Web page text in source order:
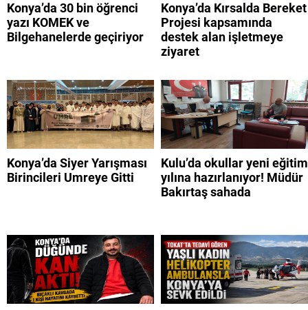
Konya’da 30 bin öğrenci
yazı KOMEK ve
Bilgehanelerde geçiriyor
Konya’da Kırsalda Bereket
Projesi kapsamında
destek alan işletmeye
ziyaret
Konya’da Siyer Yarışması
Birincileri Umreye Gitti
Kulu’da okullar yeni eğitim
yılına hazırlanıyor! Müdür
Bakırtaş sahada